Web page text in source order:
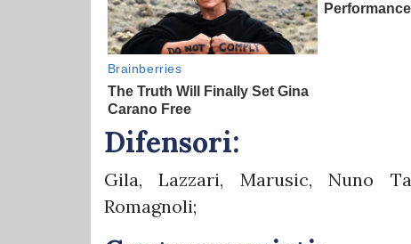
Difensori:
Gila, Lazzari, Marusic, Nuno
Romagnoli;